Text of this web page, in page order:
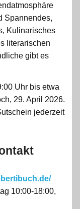
Spannendes,
Kulinarisches
literarischen
gibt es
Uhr bis etwa
29. April 2026.
jederzeit
10:00-18:00,